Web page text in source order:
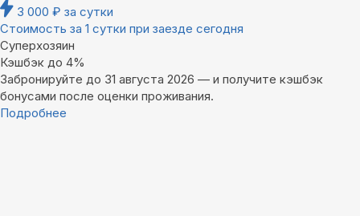
3 000 ₽ за сутки
Стоимость за 1 сутки при заезде сегодня
Суперхозяин
Кэшбэк до 4%
Забронируйте до 31 августа 2026 — и получите кэшбэк
бонусами после оценки проживания.
Подробнее